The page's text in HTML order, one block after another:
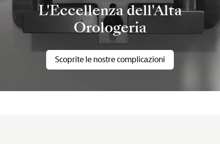
L'Eccellenza dell'Alta
Orologeria
Scoprite le nostre complicazioni